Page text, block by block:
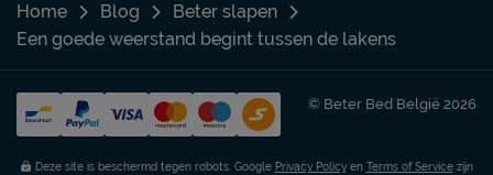
Home Blog
Beter slapen
Een goede weerstand begint tussen de lakens
© Beter Bed België 2026
Deze site is beschermd tegen robots. Google Privacy Policyen Terms of Servicezijn